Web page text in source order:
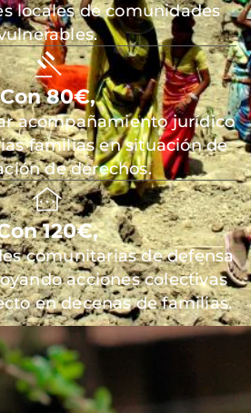
locales de comunidades
Con 80€,
acompañamiento jurídico
familias en situación de
de derechos.
120€,
comunitarias de defensa
acciones colectivas
en decenas de familias.